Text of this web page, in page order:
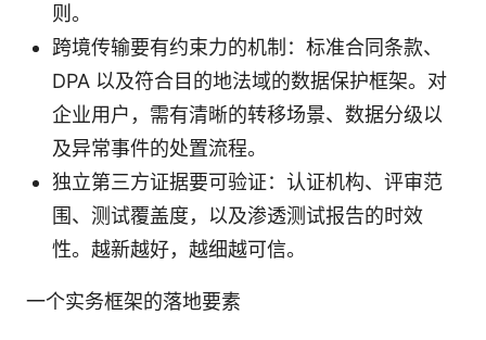
则。
跨境传输要有约束力的机制：标准合同条款、
DPA 以及符合目的地法域的数据保护框架。对
企业用户，需有清晰的转移场景、数据分级以
及异常事件的处置流程。
独立第三方证据要可验证：认证机构、评审范
围、测试覆盖度，以及渗透测试报告的时效
性。越新越好，越细越可信。
一个实务框架的落地要素